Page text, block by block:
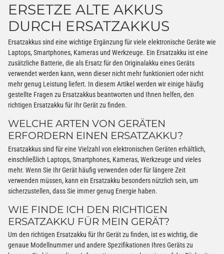
ERSETZE ALTE AKKUS
DURCH ERSATZAKKUS
Ersatzakkus sind eine wichtige Ergänzung für viele elektronische Geräte wie
Laptops, Smartphones, Kameras und Werkzeuge. Ein Ersatzakku ist eine
zusätzliche Batterie, die als Ersatz für den Originalakku eines Geräts
verwendet werden kann, wenn dieser nicht mehr funktioniert oder nicht
mehr genug Leistung liefert. In diesem Artikel werden wir einige häufig
gestellte Fragen zu Ersatzakkus beantworten und Ihnen helfen, den
richtigen Ersatzakku für Ihr Gerät zu finden.
WELCHE ARTEN VON GERÄTEN
ERFORDERN EINEN ERSATZAKKU?
Ersatzakkus sind für eine Vielzahl von elektronischen Geräten erhältlich,
einschließlich Laptops, Smartphones, Kameras, Werkzeuge und vieles
mehr. Wenn Sie Ihr Gerät häufig verwenden oder für längere Zeit
verwenden müssen, kann ein Ersatzakku besonders nützlich sein, um
sicherzustellen, dass Sie immer genug Energie haben.
WIE FINDE ICH DEN RICHTIGEN
ERSATZAKKU FÜR MEIN GERÄT?
Um den richtigen Ersatzakku für Ihr Gerät zu finden, ist es wichtig, die
genaue Modellnummer und andere Spezifikationen Ihres Geräts zu